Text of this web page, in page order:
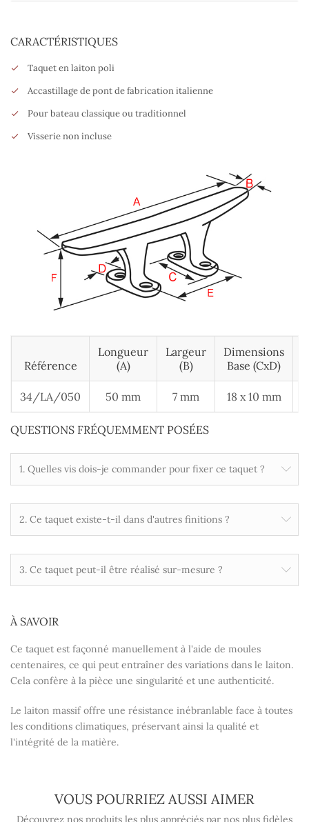
CARACTÉRISTIQUES
Taquet en laiton poli
Accastillage de pont de fabrication italienne
Pour bateau classique ou traditionnel
Visserie non incluse
Référence
Longueur
(A)
Largeur
(B)
Dimensions
Base (cxD)
34/LA/050 50 mm 7 mm 18 x 10 mm
QUESTIONS FRÉQUEMMENT POSÉES
1. Quelles vis dois-je commander pour fixer ce taquet ?
2. Ce taquet existe-t-il dans d'autres finitions ?
3. Ce taquet peut-il être réalisé sur-mesure ?
À SAVOIR
Ce taquet est façonné manuellement à l'aide de moules
centenaires, ce qui peut entraîner des variations dans le laiton.
Cela confère à la pièce une singularité et une authenticité.
Le laiton massif offre une résistance inébranlable face à toutes
les conditions climatiques, préservant ainsi la qualité et
l'intégrité de la matière.
VOUS POURRIEZ AUSSI AIMER
Découvrez nos produits les plus appréciés par nos plus fidèles